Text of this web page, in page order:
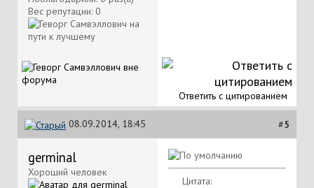
Вес репутации: 0
Ответить с цитированием
08.09.2014, 18:45 #5
germinal
Хороший человек
Цитата: